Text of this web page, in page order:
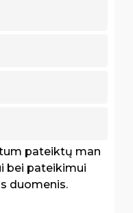
pateiktų man
bei pateikimui
duomenis.